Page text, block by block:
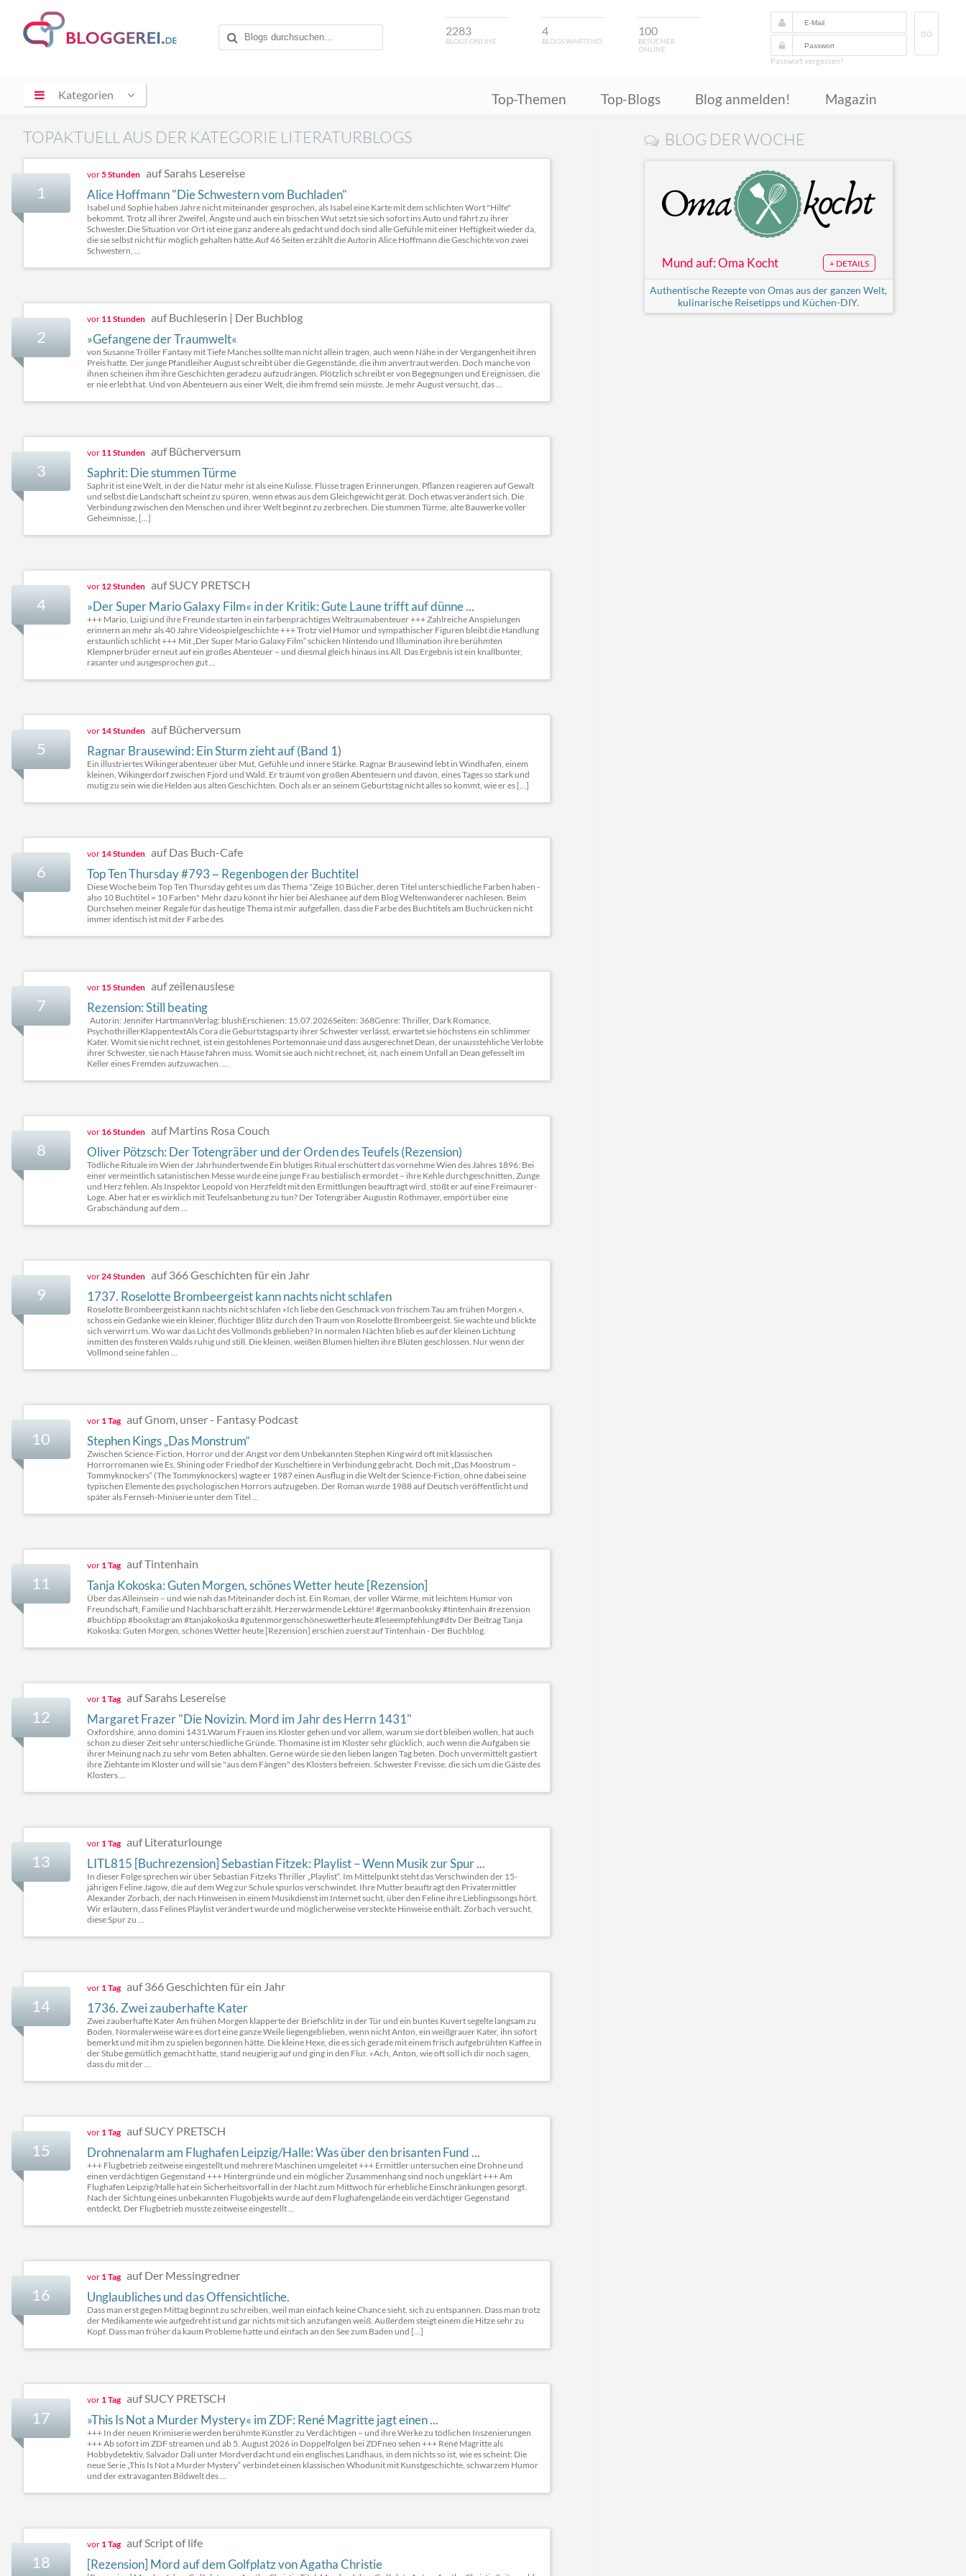
2283
BLOGS ONLINE
4
BLOGS WARTEND
100
BESUCHER
ONLINE
GO
Passwort vergessen?
Kategorien Top-Themen Top-Blogs Blog anmelden! Magazin
TOPAKTUELL AUS DER KATEGORIE LITERATURBLOGS
1
vor5 Stunden auf Sarahs Lesereise
Alice Hoffmann "Die Schwestern vom Buchladen"
Isabel und Sophie haben Jahre nicht miteinander gesprochen, als Isabel eine Karte mit dem schlichten Wort "Hilfe"
bekommt. Trotz all ihrer Zweifel, Ängste und auch ein bisschen Wut setzt sie sich sofort ins Auto und fährt zu ihrer
Schwester.Die Situation vor Ort ist eine ganz andere als gedacht und doch sind alle Gefühle mit einer Heftigkeit wieder da,
die sie selbst nicht für möglich gehalten hätte.Auf 46 Seiten erzählt die Autorin Alice Hoffmann die Geschichte von zwei
Schwestern, ...
2
vor 11 Stunden auf Buchleserin | Der Buchblog
»Gefangene der Traumwelt«
von Susanne Tröller Fantasy mit Tiefe Manches sollte man nicht allein tragen, auch wenn Nähe in der Vergangenheit ihren
Preis hatte. Der junge Pfandleiher August schreibt über die Gegenstände, die ihm anvertraut werden. Doch manche von
ihnen scheinen ihm ihre Geschichten geradezu aufzudrängen. Plötzlich schreibt er von Begegnungen und Ereignissen, die
er nie erlebt hat. Und von Abenteuern aus einer Welt, die ihm fremd sein müsste. Je mehr August versucht, das ...
3
vor 11 Stunden auf Bücherversum
Saphrit: Die stummen Türme
Saphrit ist eine Welt, in der die Natur mehr ist als eine Kulisse. Flüsse tragen Erinnerungen, Pflanzen reagieren auf Gewalt
und selbst die Landschaft scheint zu spüren, wenn etwas aus dem Gleichgewicht gerät. Doch etwas verändert sich. Die
Verbindung zwischen den Menschen und ihrer Welt beginnt zu zerbrechen. Die stummen Türme, alte Bauwerke voller
Geheimnisse, […]
4
vor 12 Stunden auf SUCY PRETSCH
»Der Super Mario Galaxy Film« in der Kritik: Gute Laune trifft auf dünne ...
+++ Mario, Luigi und ihre Freunde starten in ein farbenprächtiges Weltraumabenteuer +++ Zahlreiche Anspielungen
erinnern an mehr als 40 Jahre Videospielgeschichte +++ Trotz viel Humor und sympathischer Figuren bleibt die Handlung
erstaunlich schlicht +++ Mit „Der Super Mario Galaxy Film“ schicken Nintendo und Illumination ihre berühmten
Klempnerbrüder erneut auf ein großes Abenteuer – und diesmal gleich hinaus ins All. Das Ergebnis ist ein knallbunter,
rasanter und ausgesprochen gut ...
5
vor 14 Stunden auf Bücherversum
Ragnar Brausewind: Ein Sturm zieht auf (Band 1)
Ein illustriertes Wikingerabenteuer über Mut, Gefühle und innere Stärke. Ragnar Brausewind lebt in Windhafen, einem
kleinen, Wikingerdorf zwischen Fjord und Wald. Er träumt von großen Abenteuern und davon, eines Tages so stark und
mutig zu sein wie die Helden aus alten Geschichten. Doch als er an seinem Geburtstag nicht alles so kommt, wie er es […]
6
vor 14 Stunden auf Das Buch-Cafe
Top Ten Thursday #793 ~ Regenbogen der Buchtitel
Diese Woche beim Top Ten Thursday geht es um das Thema "Zeige 10 Bücher, deren Titel unterschiedliche Farben haben -
also 10 Buchtitel = 10 Farben" Mehr dazu könnt ihr hier bei Aleshanee auf dem Blog Weltenwanderer nachlesen. Beim
Durchsehen meiner Regale für das heutige Thema ist mir aufgefallen, dass die Farbe des Buchtitels am Buchrücken nicht
immer identisch ist mit der Farbe des
7
vor 15 Stunden auf zeilenauslese
Rezension: Still beating
Autorin: Jennifer HartmannVerlag: blushErschienen: 15.07.2026Seiten: 368Genre: Thriller, Dark Romance,
PsychothrillerKlappentextAls Cora die Geburtstagsparty ihrer Schwester verlässt, erwartet sie höchstens ein schlimmer
Kater. Womit sie nicht rechnet, ist ein gestohlenes Portemonnaie und dass ausgerechnet Dean, der unausstehliche Verlobte
ihrer Schwester, sie nach Hause fahren muss. Womit sie auch nicht rechnet, ist, nach einem Unfall an Dean gefesselt im
Keller eines Fremden aufzuwachen. ...
8
vor 16 Stunden auf Martins Rosa Couch
Oliver Pötzsch: Der Totengräber und der Orden des Teufels (Rezension)
Tödliche Rituale im Wien der Jahrhundertwende Ein blutiges Ritual erschüttert das vornehme Wien des Jahres 1896: Bei
einer vermeintlich satanistischen Messe wurde eine junge Frau bestialisch ermordet – ihre Kehle durchgeschnitten, Zunge
und Herz fehlen. Als Inspektor Leopold von Herzfeldt mit den Ermittlungen beauftragt wird, stößt er auf eine Freimaurer-
Loge. Aber hat er es wirklich mit Teufelsanbetung zu tun? Der Totengräber Augustin Rothmayer, empört über eine
Grabschändung auf dem ...
9
vor24 Stunden auf 366 Geschichten für ein Jahr
1737. Roselotte Brombeergeist kann nachts nicht schlafen
Roselotte Brombeergeist kann nachts nicht schlafen »Ich liebe den Geschmack von frischem Tau am frühen Morgen.«,
schoss ein Gedanke wie ein kleiner, flüchtiger Blitz durch den Traum von Roselotte Brombeergeist. Sie wachte und blickte
sich verwirrt um. Wo war das Licht des Vollmonds geblieben? In normalen Nächten blieb es auf der kleinen Lichtung
inmitten des finsteren Walds ruhig und still. Die kleinen, weißen Blumen hielten ihre Blüten geschlossen. Nur wenn der
Vollmond seine fahlen ...
10
vor 1 Tag auf Gnom, unser - Fantasy Podcast
Stephen Kings „Das Monstrum“
Zwischen Science-Fiction, Horror und der Angst vor dem Unbekannten Stephen King wird oft mit klassischen
Horrorromanen wie Es, Shining oder Friedhof der Kuscheltiere in Verbindung gebracht. Doch mit „Das Monstrum –
Tommyknockers“ (The Tommyknockers) wagte er 1987 einen Ausflug in die Welt der Science-Fiction, ohne dabei seine
typischen Elemente des psychologischen Horrors aufzugeben. Der Roman wurde 1988 auf Deutsch veröffentlicht und
später als Fernseh-Miniserie unter dem Titel ...
11
vor 1 Tag auf Tintenhain
Tanja Kokoska: Guten Morgen, schönes Wetter heute [Rezension]
Über das Alleinsein – und wie nah das Miteinander doch ist. Ein Roman, der voller Wärme, mit leichtem Humor von
Freundschaft, Familie und Nachbarschaft erzählt. Herzerwärmende Lektüre! #germanbooksky #tintenhain #rezension
#buchtipp #bookstagram #tanjakokoska #gutenmorgenschöneswetterheute #leseempfehlung#dtv Der Beitrag Tanja
Kokoska: Guten Morgen, schönes Wetter heute [Rezension] erschien zuerst auf Tintenhain - Der Buchblog.
12
vor 1 Tag auf Sarahs Lesereise
Margaret Frazer "Die Novizin. Mord im Jahr des Herrn 1431"
Oxfordshire, anno domini 1431.Warum Frauen ins Kloster gehen und vor allem, warum sie dort bleiben wollen, hat auch
schon zu dieser Zeit sehr unterschiedliche Gründe. Thomasine ist im Kloster sehr glücklich, auch wenn die Aufgaben sie
ihrer Meinung nach zu sehr vom Beten abhalten. Gerne würde sie den lieben langen Tag beten. Doch unvermittelt gastiert
ihre Ziehtante im Kloster und will sie "aus dem Fängen" des Klosters befreien. Schwester Frevisse, die sich um die Gäste des
Klosters ...
13
vor 1 Tag auf Literaturlounge
LITL815 [Buchrezension] Sebastian Fitzek: Playlist – Wenn Musik zur Spur ...
In dieser Folge sprechen wir über Sebastian Fitzeks Thriller „Playlist“. Im Mittelpunkt steht das Verschwinden der 15-
jährigen Feline Jagow, die auf dem Weg zur Schule spurlos verschwindet. Ihre Mutter beauftragt den Privatermittler
Alexander Zorbach, der nach Hinweisen in einem Musikdienst im Internet sucht, über den Feline ihre Lieblingssongs hört.
Wir erläutern, dass Felines Playlist verändert wurde und möglicherweise versteckte Hinweise enthält. Zorbach versucht,
diese Spur zu ...
14
vor 1 Tag auf 366 Geschichten für ein Jahr
1736. Zwei zauberhafte Kater
Zwei zauberhafte Kater Am frühen Morgen klapperte der Briefschlitz in der Tür und ein buntes Kuvert segelte langsam zu
Boden. Normalerweise wäre es dort eine ganze Weile liegengeblieben, wenn nicht Anton, ein weißgrauer Kater, ihn sofort
bemerkt und mit ihm zu spielen begonnen hätte. Die kleine Hexe, die es sich gerade mit einem frisch aufgebrühten Kaffee in
der Stube gemütlich gemacht hatte, stand neugierig auf und ging in den Flur. »Ach, Anton, wie oft soll ich dir noch sagen,
dass du mit der ...
15
vor 1 Tag auf SUCY PRETSCH
Drohnenalarm am Flughafen Leipzig/Halle: Was über den brisanten Fund ...
+++ Flugbetrieb zeitweise eingestellt und mehrere Maschinen umgeleitet +++ Ermittler untersuchen eine Drohne und
einen verdächtigen Gegenstand +++ Hintergründe und ein möglicher Zusammenhang sind noch ungeklärt +++ Am
Flughafen Leipzig/Halle hat ein Sicherheitsvorfall in der Nacht zum Mittwoch für erhebliche Einschränkungen gesorgt.
Nach der Sichtung eines unbekannten Flugobjekts wurde auf dem Flughafengelände ein verdächtiger Gegenstand
entdeckt. Der Flugbetrieb musste zeitweise eingestellt ...
16
vor 1 Tag auf Der Messingredner
Unglaubliches und das Offensichtliche.
Dass man erst gegen Mittag beginnt zu schreiben, weil man einfach keine Chance sieht, sich zu entspannen. Dass man trotz
der Medikamente wie aufgedreht ist und gar nichts mit sich anzufangen weiß. Außerdem steigt einem die Hitze sehr zu
Kopf. Dass man früher da kaum Probleme hatte und einfach an den See zum Baden und […]
17
vor 1 Tag auf SUCY PRETSCH
»This Is Not a Murder Mystery« im ZDF: René Magritte jagt einen ...
+++ In der neuen Krimiserie werden berühmte Künstler zu Verdächtigen – und ihre Werke zu tödlichen Inszenierungen
+++ Ab sofort im ZDF streamen und ab 5. August 2026 in Doppelfolgen bei ZDFneo sehen +++ René Magritte als
Hobbydetektiv, Salvador Dalí unter Mordverdacht und ein englisches Landhaus, in dem nichts so ist, wie es scheint: Die
neue Serie „This Is Not a Murder Mystery“ verbindet einen klassischen Whodunit mit Kunstgeschichte, schwarzem Humor
und der extravaganten Bildwelt des ...
18
vor 1 Tag auf Script of life
[Rezension] Mord auf dem Golfplatz von Agatha Christie
BLOG DER WOCHE
Mund auf: Oma Kocht + DETAILS
Authentische Rezepte von Omas aus der ganzen Welt,
kulinarische Reisetipps und Küchen-DIY.